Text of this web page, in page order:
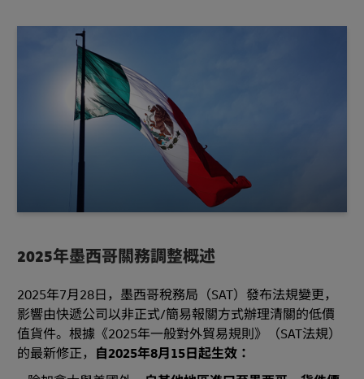
2025年墨西哥關務調整概述
2025年7月28日，墨西哥稅務局（SAT）發布法規變更，
影響由快遞公司以非正式/簡易報關方式辦理清關的低價
值貨件。根據《2025年一般對外貿易規則》（SAT法規）
的最新修正， 自2025年8月15日起生效：